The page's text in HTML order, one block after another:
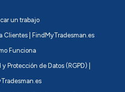
un trabajo
Clientes | FindMyTradesman.es
Funciona
Protección de Datos (RGPD) |